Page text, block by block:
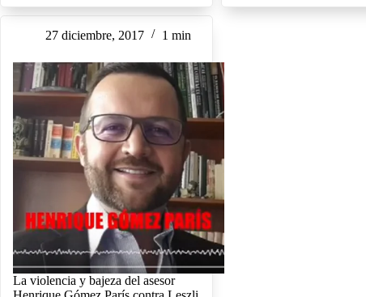
27 diciembre, 2017 1 min
La violencia y bajeza del asesor